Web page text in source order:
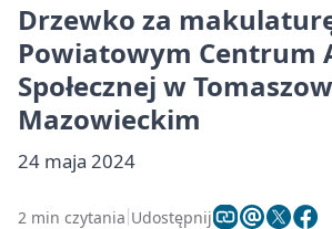
Drzewko za
Powiatowym Centrum
Społecznej w
Mazowieckim
24 maja 2024
2 min czytania Udostępnij